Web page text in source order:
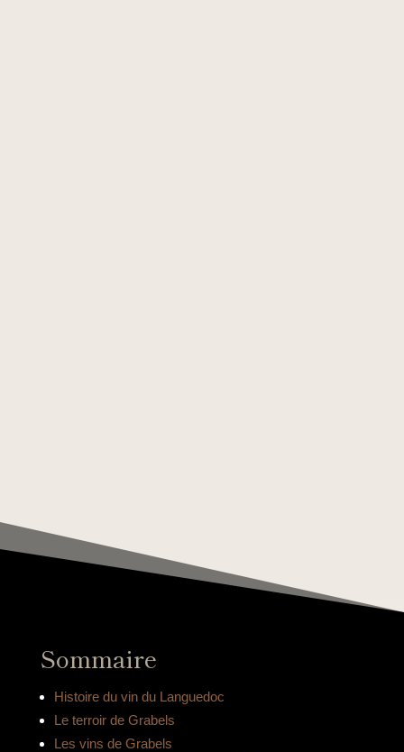
Sommaire
Histoire du vin du Languedoc
Le terroir de Grabels
Les vins de Grabels